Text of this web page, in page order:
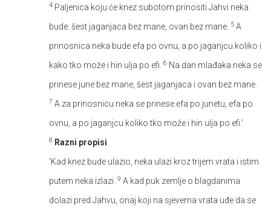
4 Paljenica koju će knez subotom prinositi Jahvi neka
bude: šest jaganjaca bez mane, ovan bez mane. 5 A
prinosnica neka bude efa po ovnu, a po jaganjcu koliko i
kako tko može i hin ulja po efi. 6 Na dan mlađaka neka se
prinese june bez mane, šest jaganjaca i ovan bez mane.
7 A za prinosnicu neka se prinese efa po junetu, efa po
ovnu, a po jaganjcu koliko tko može i hin ulja po efi.’
8 Razni propisi
‘Kad knez bude ulazio, neka ulazi kroz trijem vrata i istim
putem neka izlazi. 9 A kad puk zemlje o blagdanima
dolazi pred Jahvu, onaj koji na sjeverna vrata uđe da se